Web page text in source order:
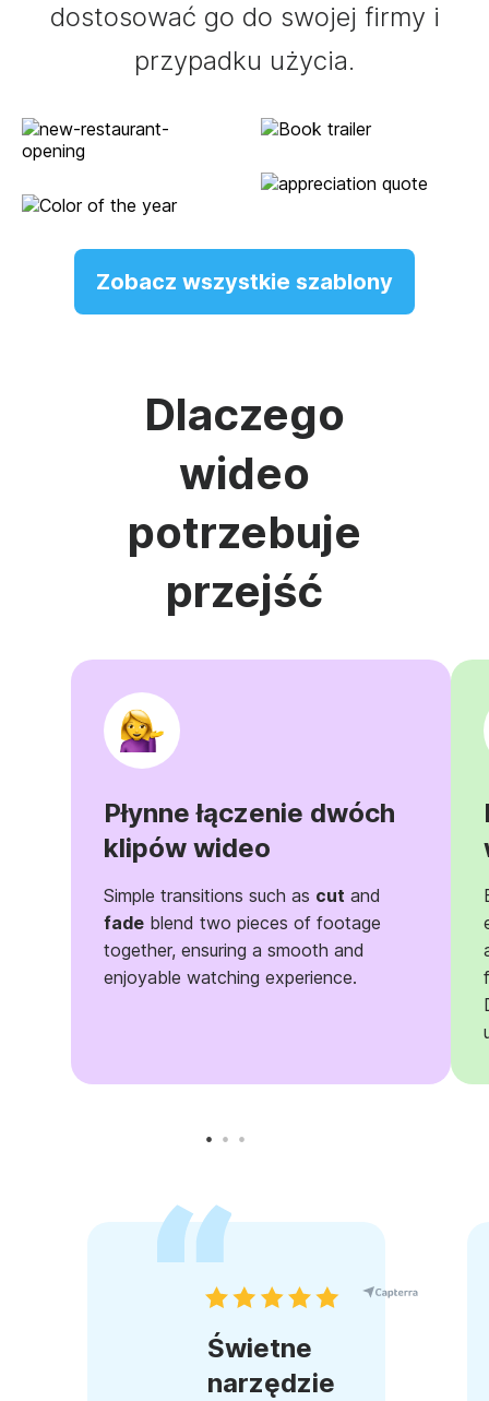
dostosować go do swojej firmy i
przypadku użycia.
Zobacz wszystkie szablony
Dlaczego
wideo
potrzebuje
przejść
Płynne łączenie dwóch
klipów wideo
Simple transitions such as cut and
fade blend two pieces of footage
together, ensuring a smooth and
enjoyable watching experience.
Świetne
narzędzie